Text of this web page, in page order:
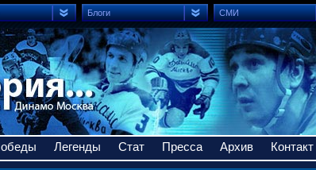
Блоги СМИ
Легенды Стат Пресса Архив Контакт